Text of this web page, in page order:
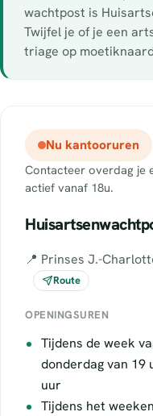
wachtpost is
Twijfel je of je een
triage op
Nu kantooruren
Contacteer overdag je
actief vanaf 18u.
📍 Prinses J.-
Route
OPENINGSUREN
Tijdens de week
donderdag van 19
uur
Tijdens het